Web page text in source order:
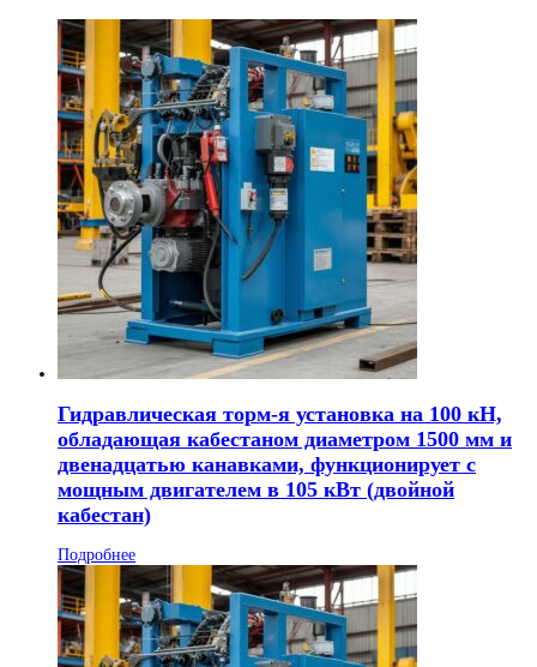
Гидравлическая торм-я установка на 100 кН,
обладающая кабестаном диаметром 1500 мм и
двенадцатью канавками, функционирует с
мощным двигателем в 105 кВт (двойной
кабестан)
Подробнее